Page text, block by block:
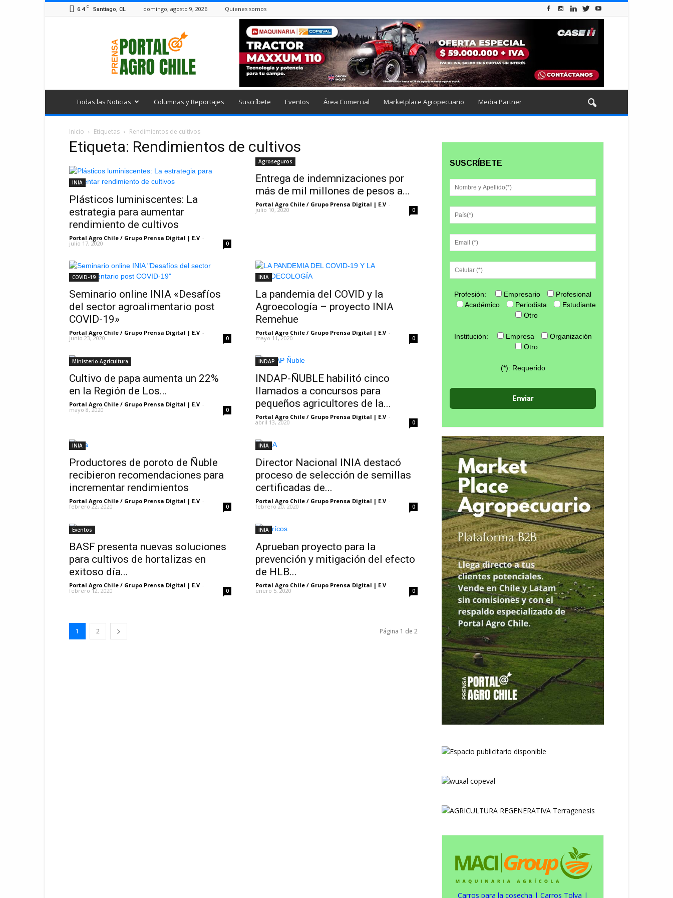
6.4 C Santiago, CL domingo, agosto 9, 2026 Quienes somos
Todas las Noticias Columnas y Reportajes Suscríbete Eventos Área Comercial Marketplace Agropecuario Media Partner
Inicio Etiquetas Rendimientos de cultivos
Etiqueta: Rendimientos de cultivos
INIA
Plásticos luminiscentes: La
estrategia para aumentar
rendimiento de cultivos
Portal Agro Chile / Grupo Prensa Digital | E.V -
julio 17, 2020 0
Agroseguros
Entrega de indemnizaciones por
más de mil millones de pesos a...
Portal Agro Chile / Grupo Prensa Digital | E.V -
julio 10, 2020 0
COVID-19
Seminario online INIA «Desafíos
del sector agroalimentario post
COVID-19»
Portal Agro Chile / Grupo Prensa Digital | E.V -
junio 23, 2020 0
INIA
La pandemia del COVID y la
Agroecología – proyecto INIA
Remehue
Portal Agro Chile / Grupo Prensa Digital | E.V -
mayo 11, 2020 0
Ministerio Agricultura
Cultivo de papa aumenta un 22%
en la Región de Los...
Portal Agro Chile / Grupo Prensa Digital | E.V -
mayo 8, 2020 0
INDAP
INDAP-ÑUBLE habilitó cinco
llamados a concursos para
pequeños agricultores de la...
Portal Agro Chile / Grupo Prensa Digital | E.V -
abril 13, 2020 0
INIA
Productores de poroto de Ñuble
recibieron recomendaciones para
incrementar rendimientos
Portal Agro Chile / Grupo Prensa Digital | E.V -
febrero 22, 2020 0
INIA
Director Nacional INIA destacó
proceso de selección de semillas
certificadas de...
Portal Agro Chile / Grupo Prensa Digital | E.V -
febrero 20, 2020 0
Eventos
BASF presenta nuevas soluciones
para cultivos de hortalizas en
exitoso día...
Portal Agro Chile / Grupo Prensa Digital | E.V -
febrero 12, 2020 0
INIA
Aprueban proyecto para la
prevención y mitigación del efecto
de HLB...
Portal Agro Chile / Grupo Prensa Digital | E.V -
enero 5, 2020 0
1 2 Página 1 de 2
SUSCRÍBETE
Profesión: Empresario
Profesional
Académico
Periodista
Estudiante
Otro
Institución: Empresa
Organización
Otro
(*): Requerido
Carros para la cosecha | Carros Tolva |